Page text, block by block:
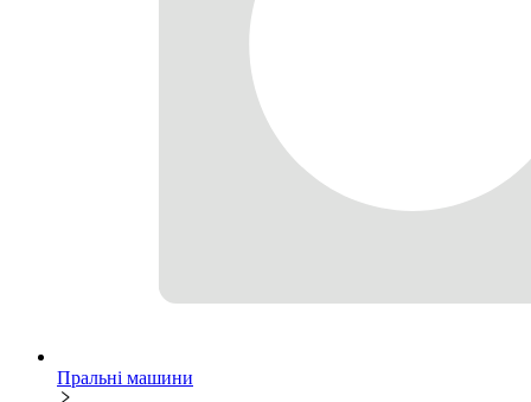
Пральні машини